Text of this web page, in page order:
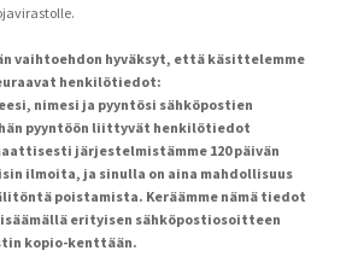
vaihtoehdon hyväksyt, että käsittelemme
henkilötiedot:
nimesi ja pyyntösi sähköpostien
pyyntöön liittyvät henkilötiedot
järjestelmistämme 120 päivän
ilmoita, ja sinulla on aina mahdollisuus
poistamista. Keräämme nämä tiedot
erityisen sähköpostiosoitteen
kopio-kenttään.